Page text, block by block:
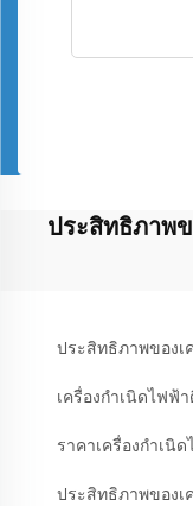
ประสิทธิภาพ
ประสิทธิภาพของเ
เครื่องกำเนิดไฟฟ้
ราคาเครื่องกำเนิ
ประสิทธิภาพของเ